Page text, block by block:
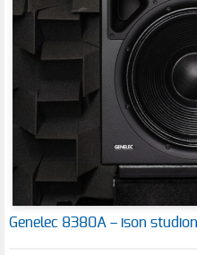
Genelec 8380A – ison